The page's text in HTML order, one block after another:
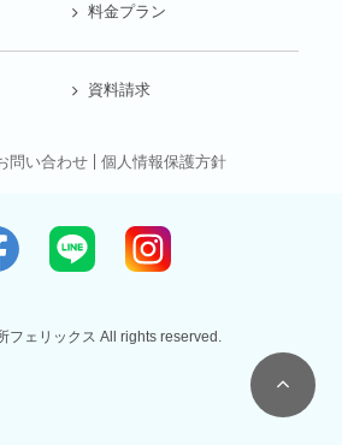
料金プラン
資料請求
問い合わせ 個人情報保護方針
フェリックス All rights reserved.